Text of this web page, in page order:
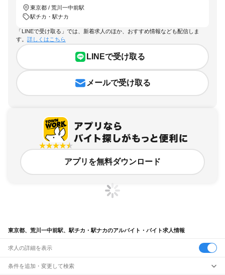
東京都 / 荒川一中前駅
駅チカ・駅ナカ
「LINEで受け取る」では、新着求人のほか、おすすめ情報なども配信しま
す。 詳しくはこちら
LINEで受け取る
メールで受け取る
アプリを無料ダウンロード
東京都、荒川一中前駅、駅チカ・駅ナカのアルバイト・バイト求人情報
求人の詳細を表示
条件を追加・変更して検索